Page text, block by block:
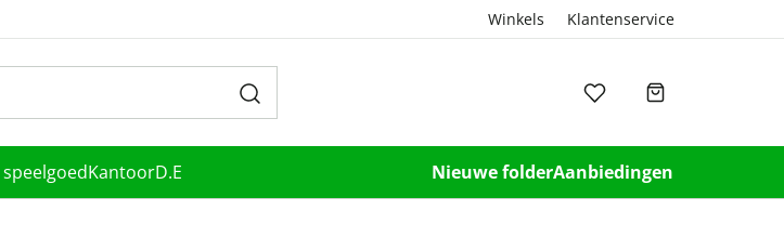
Winkels Klantenservice
KantoorD.E Nieuwe folderAanbiedingen